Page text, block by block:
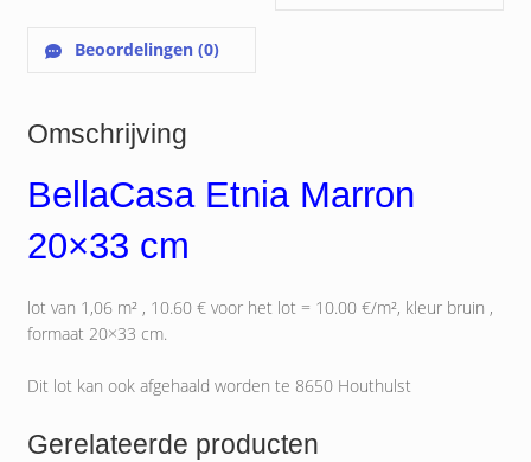
Beoordelingen (0)
Omschrijving
BellaCasa Etnia Marron
20×33 cm
lot van 1,06 m² , 10.60 € voor het lot = 10.00 €/m², kleur bruin ,
formaat 20×33 cm.
Dit lot kan ook afgehaald worden te 8650 Houthulst
Gerelateerde producten